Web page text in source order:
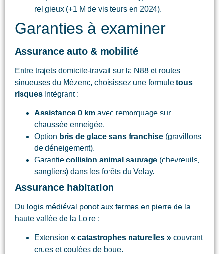
religieux (+1 M de visiteurs en 2024).
Garanties à examiner
Assurance auto & mobilité
Entre trajets domicile-travail sur la N88 et routes
sinueuses du Mézenc, choisissez une formule tous
risques intégrant :
Assistance 0 km avec remorquage sur
chaussée enneigée.
Option bris de glace sans franchise (gravillons
de déneigement).
Garantie collision animal sauvage (chevreuils,
sangliers) dans les forêts du Velay.
Assurance habitation
Du logis médiéval ponot aux fermes en pierre de la
haute vallée de la Loire :
Extension « catastrophes naturelles » couvrant
crues et coulées de boue.